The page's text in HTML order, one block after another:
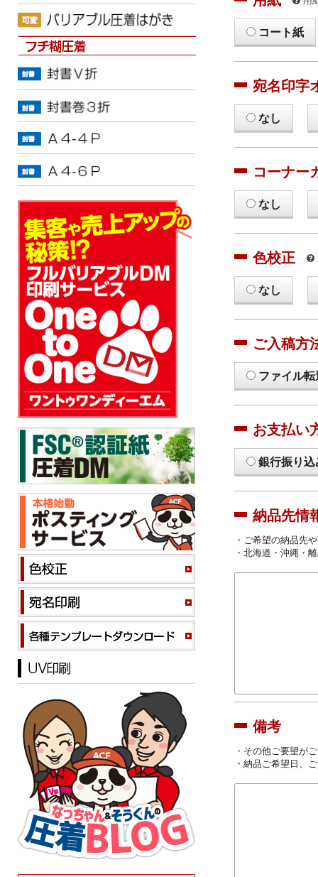
コート紙
宛名印字
なし
コーナー
なし
色校正
なし
ご入稿方
ファイル
お支払い
銀行振り込
納品先情
・ご希望の納品先
・北海道・沖縄・
備考
・その他ご要望が
・納品ご希望日、